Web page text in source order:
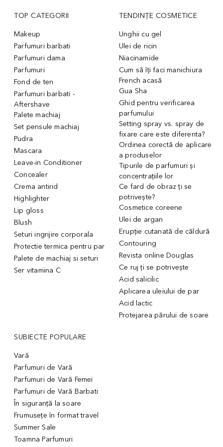
TOP CATEGORII
Makeup
Parfumuri barbati
Parfumuri dama
Parfumuri
Fond de ten
Parfumuri barbati -
Aftershave
Palete machiaj
Set pensule machiaj
Pudra
Mascara
Leave-in Conditioner
Concealer
Crema antirid
Highlighter
Lip gloss
Blush
Seturi ingrijire corporala
Protectie termica pentru par
Palete de machiaj si seturi
Ser vitamina C
TENDINȚE COSMETICE
Unghii cu gel
Ulei de ricin
Niacinamide
Cum să îți faci manichiura
French acasă
Gua Sha
Ghid pentru verificarea
parfumului
Setting spray vs. spray de
fixare care este diferenta?
Ordinea corectă de aplicare
a produselor
Tipurile de parfumuri și
concentrațiile lor
Ce fard de obraz ți se
potrivește?
Cosmetice coreene
Ulei de argan
Erupție cutanată de căldură
Contouring
Revista online Douglas
Ce ruj ți se potrivește
Acid salicilic
Aplicarea uleiului de par
Acid lactic
Protejarea părului de soare
SUBIECTE POPULARE
Vară
Parfumuri de Vară
Parfumuri de Vară Femei
Parfumuri de Vară Barbati
În siguranță la soare
Frumusețe în format travel
Summer Sale
Toamna Parfumuri